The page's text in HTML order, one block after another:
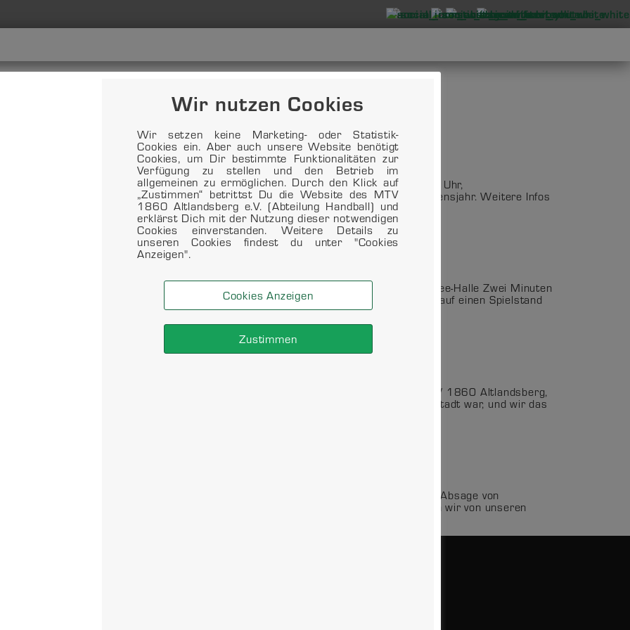
2019
Mittwoch, den 11. Dezember 2019 zur Jahreshauptversammlung. Beginn ist 19 Uhr,
Teilnahmeberechtigt sind alle Mitglieder ab dem vollendeten 16. Lebensjahr. Weitere Infos
ZUM ZIEL
13:00 Uhr SV Petershagen/ Eggersdorf ./. MTV 1860 Altlandsberg Ort: Giebelsee-Halle Zwei Minuten
auf Unkonzentriertheit beider Mannschaften folgte. Jedoch schafften wir es uns auf einen Spielstand
einmal lagen wir 8:5 aufgrund von […]
FOLGE
im Zeichen „Auswärtsmonat“ steht, ging es für unsere weibliche C-Jugend vom MTV 1860 Altlandsberg,
Stahl Eisenhüttenstadt. Da es für uns bereits das Rückspiel gegen Eisenhüttenstadt war, und wir das
natürlich, 2 Punkte […]
E-Jugend zum Tabellenführer nach Wildau. Aufgrund der krankheitsbedingten Absage von
ganz auf dieses schwere Spiel zu konzentrieren. In der Kabinenansprache forderten wir von unseren
und ihnen das Leben einfach […]
Wir nutzen Cookies
Wir setzen keine Marketing- oder Statistik-
Cookies ein. Aber auch unsere Website benötigt
Cookies, um Dir bestimmte Funktionalitäten zur
Verfügung zu stellen und den Betrieb im
allgemeinen zu ermöglichen. Durch den Klick auf
„Zustimmen“ betrittst Du die Website des MTV
1860 Altlandsberg e.V. (Abteilung Handball) und
erklärst Dich mit der Nutzung dieser notwendigen
Cookies einverstanden. Weitere Details zu
unseren Cookies findest du unter "Cookies
Anzeigen".
Cookies Anzeigen
Zustimmen